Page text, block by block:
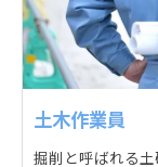
土木作業員